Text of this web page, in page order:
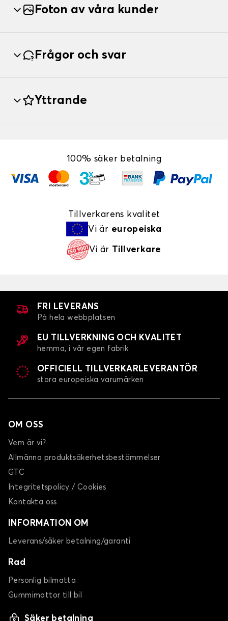
Foton av våra kunder
Frågor och svar
Yttrande
100% säker betalning
Tillverkarens kvalitet
Vi är europeiska
Vi är Tillverkare
FRI LEVERANS
På hela webbplatsen
EU TILLVERKNING OCH KVALITET
hemma, i vår egen fabrik
OFFICIELL TILLVERKARLEVERANTÖR
stora europeiska varumärken
OM OSS
Vem är vi?
Allmänna produktsäkerhetsbestämmelser
GTC
Integritetspolicy / Cookies
Kontakta oss
INFORMATION OM
Leverans/säker betalning/garanti
Rad
Personlig bilmatta
Gummimattor till bil
Säker betalning